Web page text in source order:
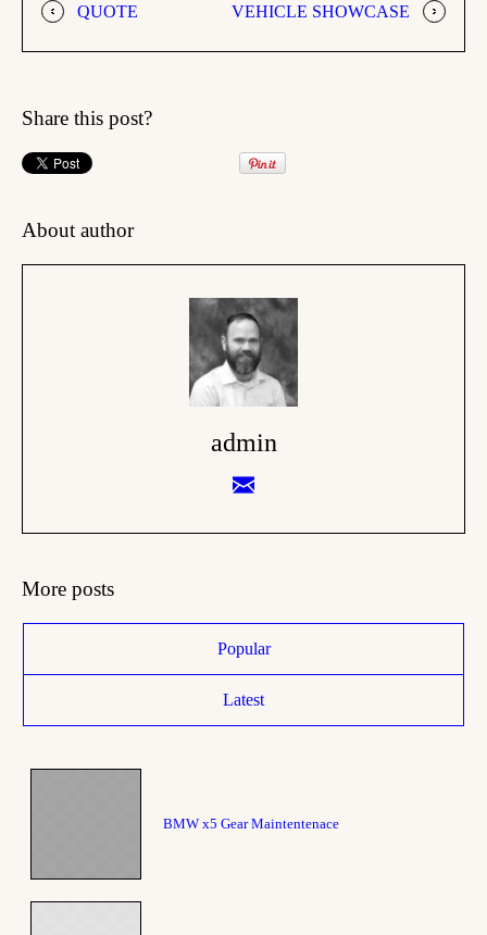
VEHICLE SHOWCASE
QUOTE
Share this post?
About author
admin
More posts
Popular
Latest
BMW x5 Gear Maintentenace